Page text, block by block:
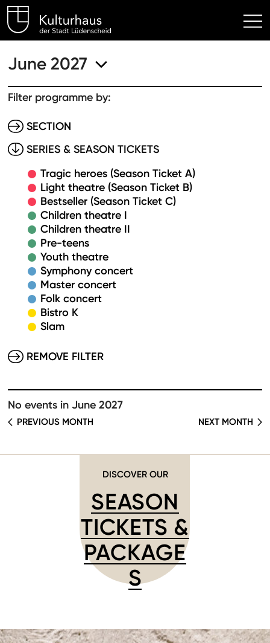
Kulturhaus Lüdenscheid
June 2027
Filter programme by:
SECTION
SERIES & SEASON TICKETS
Tragic heroes (Season Ticket A)
Light theatre (Season Ticket B)
Bestseller (Season Ticket C)
Children theatre I
Children theatre II
Pre-teens
Youth theatre
Symphony concert
Master concert
Folk concert
Bistro K
Slam
REMOVE FILTER
No events in June 2027
PREVIOUS MONTH NEXT MONTH
DISCOVER OUR
SEASON
TICKETS &
PACKAGE
S